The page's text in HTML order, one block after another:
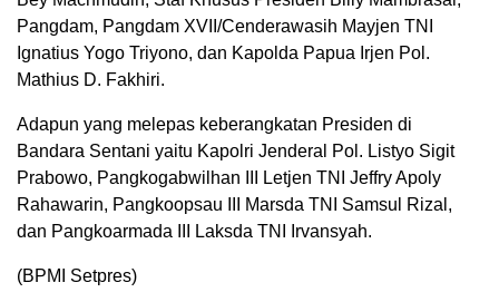
Pangdam, Pangdam XVII/Cenderawasih Mayjen TNI
Ignatius Yogo Triyono, dan Kapolda Papua Irjen Pol.
Mathius D. Fakhiri.
Adapun yang melepas keberangkatan Presiden di
Bandara Sentani yaitu Kapolri Jenderal Pol. Listyo Sigit
Prabowo, Pangkogabwilhan III Letjen TNI Jeffry Apoly
Rahawarin, Pangkoopsau III Marsda TNI Samsul Rizal,
dan Pangkoarmada III Laksda TNI Irvansyah.
(BPMI Setpres)